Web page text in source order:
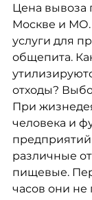
Цена вывоза
Москве и МО.
услуги для
общепита.
отходы?
При
человека и
различные
пищевые.
часов они не